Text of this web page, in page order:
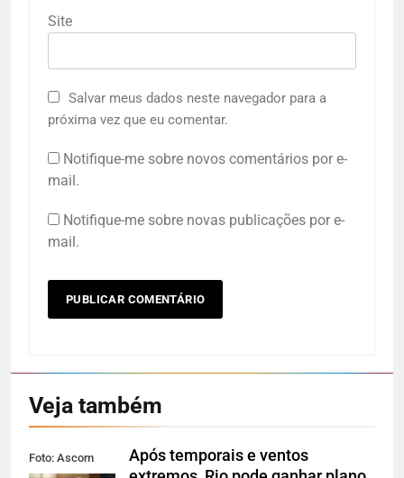
Site
Salvar meus dados neste navegador para a
próxima vez que eu comentar.
Notifique-me sobre novos comentários por e-
mail.
Notifique-me sobre novas publicações por e-
mail.
Veja também
Foto: Ascom
Após temporais e ventos